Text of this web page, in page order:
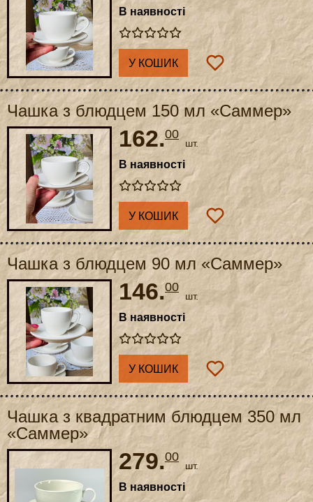
В наявності
У КОШИК
Чашка з блюдцем 150 мл «Саммер»
162.00
шт.
В наявності
У КОШИК
Чашка з блюдцем 90 мл «Саммер»
146.00
шт.
В наявності
У КОШИК
Чашка з квадратним блюдцем 350 мл
«Саммер»
279.00
шт.
В наявності